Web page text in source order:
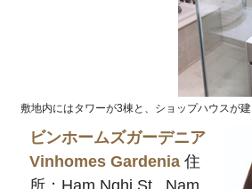
敷地内にはタワーが3棟と、ショップハウスが
ビンホームズガーデニア
Vinhomes Gardenia住
所：Ham Nghi St., Nam